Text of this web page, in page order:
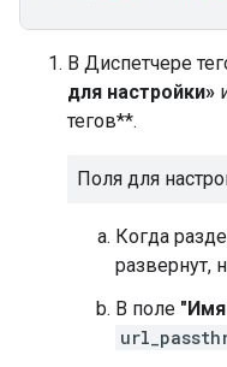
В Диспетчере
для настройки»
тегов**.
Поля для
Когда
развернут,
В поле